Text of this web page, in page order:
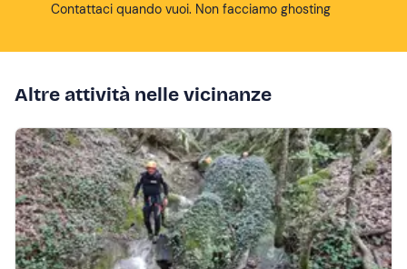
Contattaci quando vuoi. Non facciamo ghosting
Altre attività nelle vicinanze